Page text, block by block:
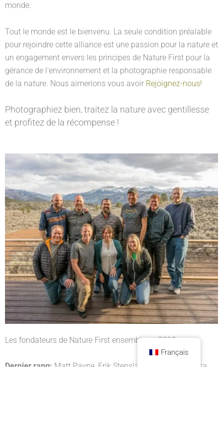
monde.
Tout le monde est le bienvenu. La seule condition préalable
pour rejoindre cette alliance est une passion pour la nature et
un engagement envers les principes de Nature First pour la
gérance de l'environnement et la photographie responsable
de la nature. Nous aimerions vous avoir Rejoignez-nous!
Photographiez bien, traitez la nature avec gentillesse
et profitez de la récompense !
Les fondateurs de Nature First ensemble en 2019
Dernier rang: Matt Payne, Erik Stensland, Ron Coscorrosa,
Français